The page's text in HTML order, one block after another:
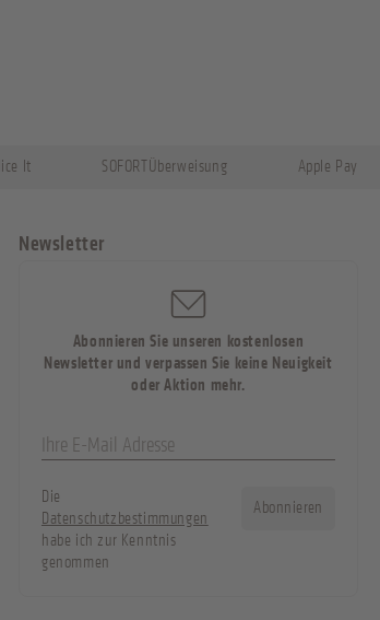
Newsletter
Abonnieren Sie unseren kostenlosen
Newsletter und verpassen Sie keine Neuigkeit
oder Aktion mehr.
Die
Datenschutzbestimmungen
habe ich zur Kenntnis
genommen
Abonnieren
It SOFORTÜberweisung Apple Pay